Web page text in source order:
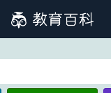
筆畫索引圖示